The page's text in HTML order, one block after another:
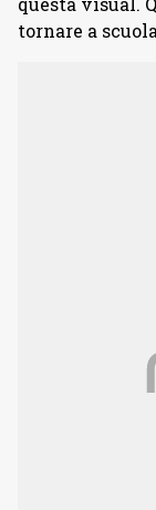
tornare a